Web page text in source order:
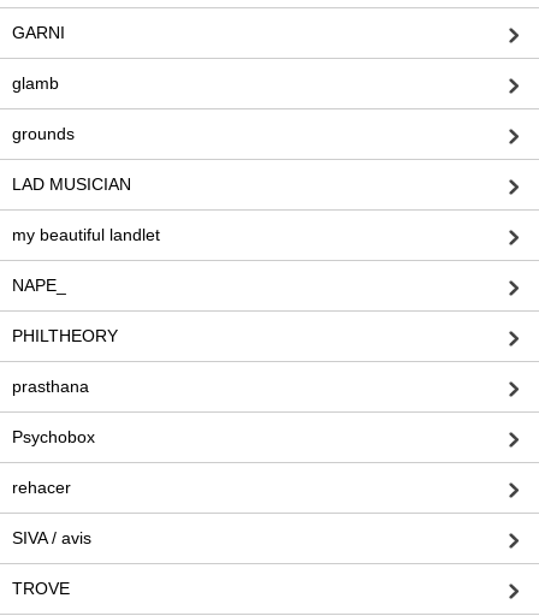
GARNI
glamb
grounds
LAD MUSICIAN
my beautiful landlet
NAPE_
PHILTHEORY
prasthana
Psychobox
rehacer
SIVA / avis
TROVE